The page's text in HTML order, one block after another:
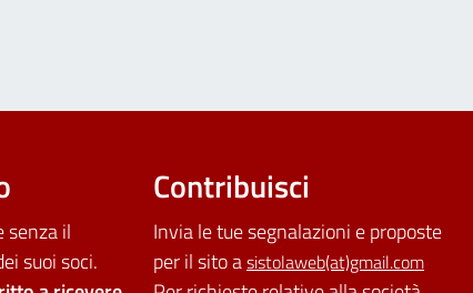
senza il
suoi soci.
Contribuisci
Invia le tue segnalazioni e proposte
per il sito asistolaweb(at)gmail.com